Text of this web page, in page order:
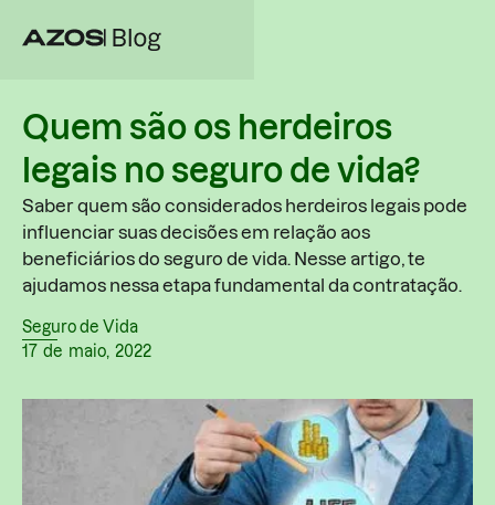
Quem são os herdeiros
legais no seguro de vida?
Saber quem são considerados herdeiros legais pode
influenciar suas decisões em relação aos
beneficiários do seguro de vida. Nesse artigo, te
ajudamos nessa etapa fundamental da contratação.
Seguro de Vida
17 de maio, 2022